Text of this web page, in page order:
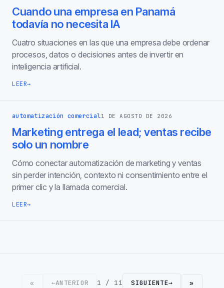
Cuando una empresa en Panamá
todavía no necesita IA
Cuatro situaciones en las que una empresa debe ordenar
procesos, datos o decisiones antes de invertir en
inteligencia artificial.
LEER→
automatización comercial1 DE AGOSTO DE 2026
Marketing entrega el lead; ventas recibe
solo un nombre
Cómo conectar automatización de marketing y ventas
sin perder intención, contexto ni consentimiento entre el
primer clic y la llamada comercial.
LEER→
« ←ANTERIOR 1 / 11 SIGUIENTE→ »